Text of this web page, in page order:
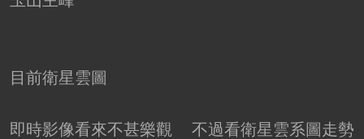
目前衛星雲圖
即時影像看來不甚樂觀 不過看衛星雲系圖走勢